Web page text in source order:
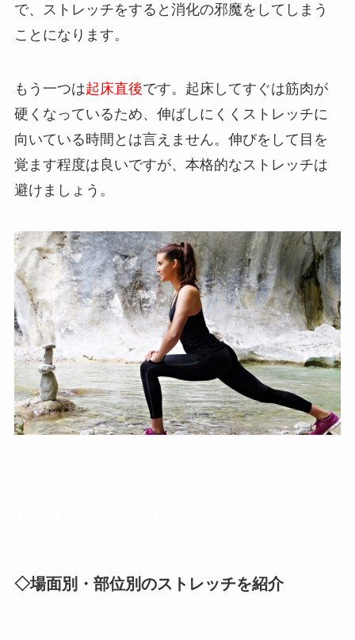
で、ストレッチをすると消化の邪魔をしてしまう
ことになります。
もう一つは起床直後です。起床してすぐは筋肉が
硬くなっているため、伸ばしにくくストレッチに
向いている時間とは言えません。伸びをして目を
覚ます程度は良いですが、本格的なストレッチは
避けましょう。
◇場面別・部位別のストレッチを紹介